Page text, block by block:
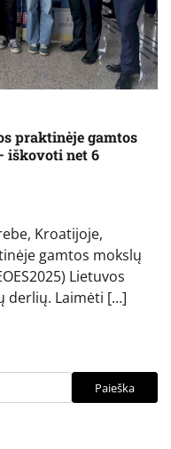
praktinėje gamtos
iškovoti net 6
Kroatijoje,
gamtos mokslų
Lietuvos
derlių. Laimėti […]
Paieška